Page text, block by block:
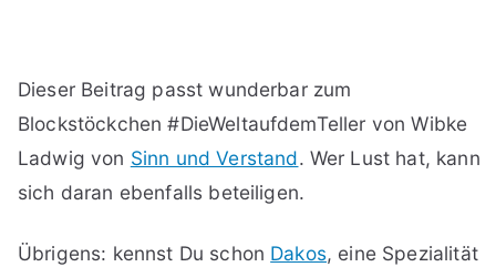
Dieser Beitrag passt wunderbar zum
Blockstöckchen #DieWeltaufdemTeller von Wibke
Ladwig von Sinn und Verstand. Wer Lust hat, kann
sich daran ebenfalls beteiligen.
Übrigens: kennst Du schon Dakos, eine Spezialität